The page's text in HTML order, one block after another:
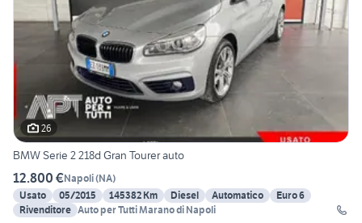
26
BMW Serie 2 218d Gran Tourer auto
12.800 €Napoli(NA)
Usato
05/2015 145382 Km Diesel Automatico
Euro 6
Rivenditore Auto per Tutti Marano di Napoli